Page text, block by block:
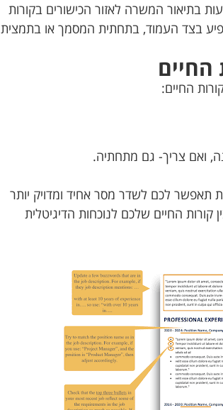
שמופיעות בתיאור המשרה לאזור הכישורים בקורות
בצד העמוד, בתחתית המסמך או בתמצית
החיים:
ואם צריך- גם מתחתיה.
תאפשר לכם לשדר מסר אחיד ומדויק יותר
החיים שלכם לנוכחות הדיגיטלית